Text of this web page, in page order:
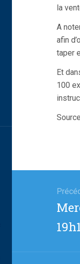
la
A
afin
taper
Et
100
l’article
Article
: